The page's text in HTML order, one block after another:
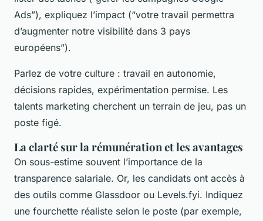
Ads”), expliquez l’impact (“votre travail permettra
d’augmenter notre visibilité dans 3 pays
européens”).
Parlez de votre culture : travail en autonomie,
décisions rapides, expérimentation permise. Les
talents marketing cherchent un terrain de jeu, pas un
poste figé.
La clarté sur la rémunération et les avantages
On sous-estime souvent l’importance de la
transparence salariale. Or, les candidats ont accès à
des outils comme Glassdoor ou Levels.fyi. Indiquez
une fourchette réaliste selon le poste (par exemple,